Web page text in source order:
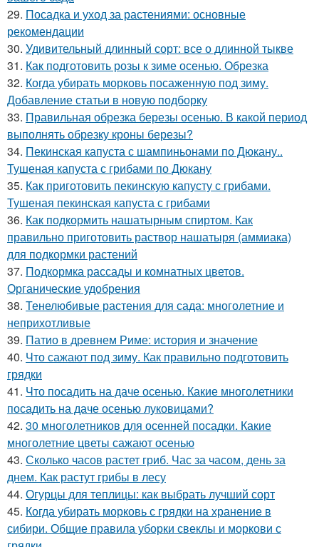
29. Посадка и уход за растениями: основные
рекомендации
30. Удивительный длинный сорт: все о длинной тыкве
31. Как подготовить розы к зиме осенью. Обрезка
32. Когда убирать морковь посаженную под зиму.
Добавление статьи в новую подборку
33. Правильная обрезка березы осенью. В какой период
выполнять обрезку кроны березы?
34. Пекинская капуста с шампиньонами по Дюкану..
Тушеная капуста с грибами по Дюкану
35. Как приготовить пекинскую капусту с грибами.
Тушеная пекинская капуста с грибами
36. Как подкормить нашатырным спиртом. Как
правильно приготовить раствор нашатыря (аммиака)
для подкормки растений
37. Подкормка рассады и комнатных цветов.
Органические удобрения
38. Тенелюбивые растения для сада: многолетние и
неприхотливые
39. Патио в древнем Риме: история и значение
40. Что сажают под зиму. Как правильно подготовить
грядки
41. Что посадить на даче осенью. Какие многолетники
посадить на даче осенью луковицами?
42. 30 многолетников для осенней посадки. Какие
многолетние цветы сажают осенью
43. Сколько часов растет гриб. Час за часом, день за
днем. Как растут грибы в лесу
44. Огурцы для теплицы: как выбрать лучший сорт
45. Когда убирать морковь с грядки на хранение в
сибири. Общие правила уборки свеклы и моркови с